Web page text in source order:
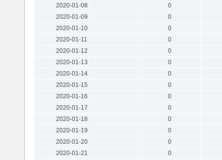
2020-01-08
0
2020-01-09
0
2020-01-10
0
2020-01-11
0
2020-01-12
0
2020-01-13
0
2020-01-14
0
2020-01-15
0
2020-01-16
0
2020-01-17
0
2020-01-18
0
2020-01-19
0
2020-01-20
0
2020-01-21
0